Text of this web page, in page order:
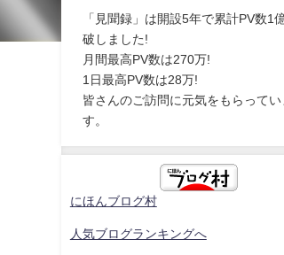
「見聞録」は開設5年で累計PV数1
破しました!
月間最高PV数は270万!
1日最高PV数は28万!
皆さんのご訪問に元気をもらってい
す。
にほんブログ村
人気ブログランキングへ